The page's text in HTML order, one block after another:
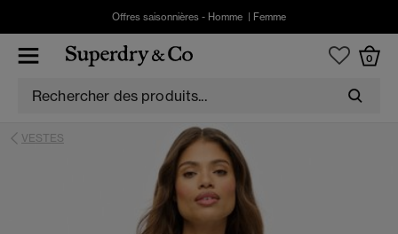
Offres saisonnières - Homme Femme
0
VESTES